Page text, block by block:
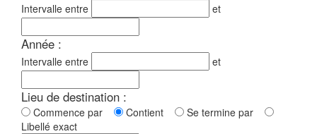
Intervalle entre et
Année :
Intervalle entre et
Lieu de destination :
Commence par Contient
Se termine par
Libellé exact